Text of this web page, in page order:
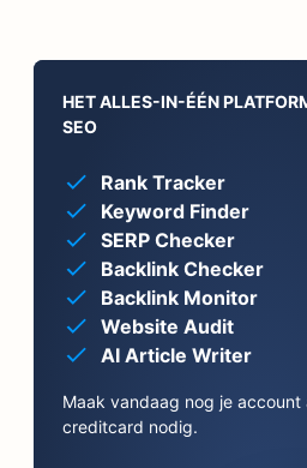
HET ALLES-IN-ÉÉN
SEO
Rank Tracker
Keyword Finder
SERP Checker
Backlink Checker
Backlink Monitor
Website Audit
AI Article Writer
Maak vandaag nog je
creditcard nodig.